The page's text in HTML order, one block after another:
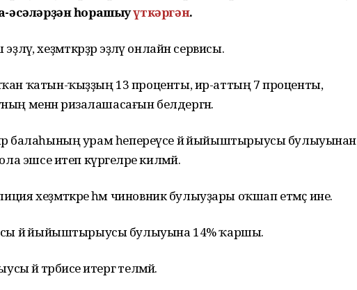
әсәләрҙән һорашыуүткәргән.
хеҙмәткәрҙәр эҙләү онлайн сервисы.
ҡатын-ҡыҙҙың 13 проценты, ир-аттың 7 проценты,
менән ризалашасағын белдергән.
балаһының урам һепереүсе йә йыйыштырыусы булыуынан
эшсе итеп күргеләре килмәй.
хеҙмәткәре һәм чиновник булыуҙары оҡшап етмәҫ ине.
йә йыйыштырыусы булыуына 14% ҡаршы.
йә тәрбиәсе итергә теләмәй.